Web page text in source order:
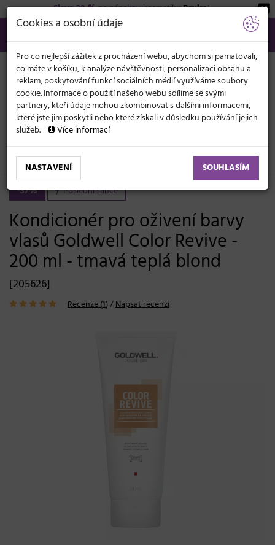
Sleva 20 %na pánskou kosmetikuBeviro!
566 440 099
info@svetkadernictvi.cz
Po−pá: 8−17
Vše o nákupu Kč
KATEGORIE
MENU
Vlasová kosmetika
Barvy, melíry, přelivy
Barvicí masky a tonery
-37% Poslední šance
Kondicionér pro oživení barvy
vlasů Goldwell Color Revive -
200 ml - tmavá teplá blond
[205626]
Recenze (1)/Napsat recenzi
Cookies a osobní údaje
Pro co nejlepší zážitek z procházení webu, abychom si pamatovali,
co máte v košíku, k analýze návštěvnosti, personalizaci obsahu a
reklam, poskytování funkcí sociálních médií využíváme soubory
cookie. Informace o použití našeho webu sdílíme se svými
partnery, kteří údaje mohou zkombinovat s dalšími informacemi,
které jste jim poskytli nebo které získali v důsledku používání jejich
služeb.
Více informací
NASTAVENÍ SOUHLASÍM